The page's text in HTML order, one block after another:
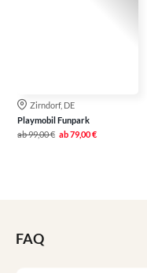
Zirndorf, DE
Playmobil Funpark
ab99,00 € ab79,00 €
FAQ